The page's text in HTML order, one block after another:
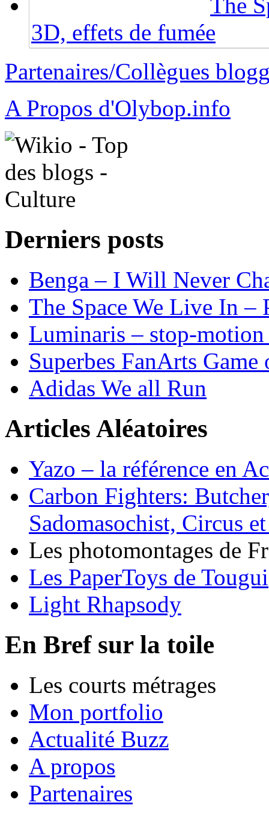
The
3D, effets de fumée
Partenaires/Collègues
A Propos d'Olybop.info
Derniers posts
Benga – I Will Never
The Space We Live In –
Luminaris – stop-
Superbes FanArts Game
Adidas We all Run
Articles Aléatoires
Yazo – la référence en
Carbon Fighters:
Sadomasochist, Circus
Les photomontages de
Les PaperToys de Tougui
Light Rhapsody
En Bref sur la toile
Les courts métrages
Mon portfolio
Actualité Buzz
A propos
Partenaires